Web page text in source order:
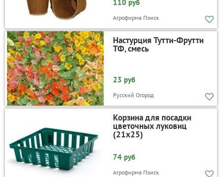
110 руб
Агрофирма Поиск
Настурция Тутти-Фрутти
ТФ, смесь
23 руб
Русский Огород
Корзина для посадки
цветочных луковиц
(21х25)
74 руб
Агрофирма Поиск